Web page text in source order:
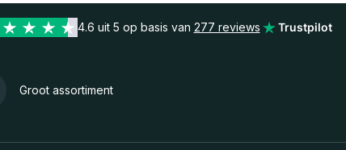
4.6 uit 5 op basis van 277 reviews Trustpilot
Groot assortiment